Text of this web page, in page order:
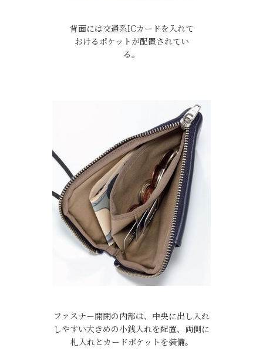
背面には交通系ICカードを入れて
おけるポケットが配置されてい
る。
ファスナー開閉の内部は、中央に出し入れ
しやすい大きめの小銭入れを配置、両側に
札入れとカードポケットを装備。